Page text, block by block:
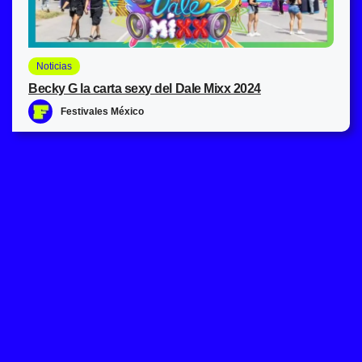
Noticias
Becky G la carta sexy del Dale Mixx 2024
Festivales México